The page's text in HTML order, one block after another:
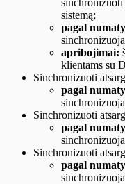
sistemą;
pagal
apribojimai:
klientams su
Sinchronizuoti
pagal
Sinchronizuoti
pagal
Sinchronizuoti
pagal